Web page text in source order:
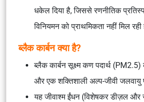
धकेल दिया है, जिससे रणनीतिक
विनियमन को प्राथमिकता नहीं मिल रही
ब्लैक कार्बन क्या है?
ब्लैक कार्बन सूक्ष्म कण पदार्थ
और एक शक्तिशाली अल्प-जीवी जलवायु
यह जीवाश्म ईंधन (विशेषकर डीज़ल और